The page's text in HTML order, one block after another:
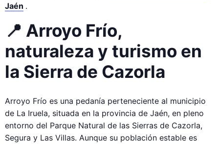
Jaén .
📍 Arroyo Frío,
naturaleza y turismo en
la Sierra de Cazorla
Arroyo Frío es una pedanía perteneciente al municipio
de La Iruela, situada en la provincia de Jaén, en pleno
entorno del Parque Natural de las Sierras de Cazorla,
Segura y Las Villas. Aunque su población estable es